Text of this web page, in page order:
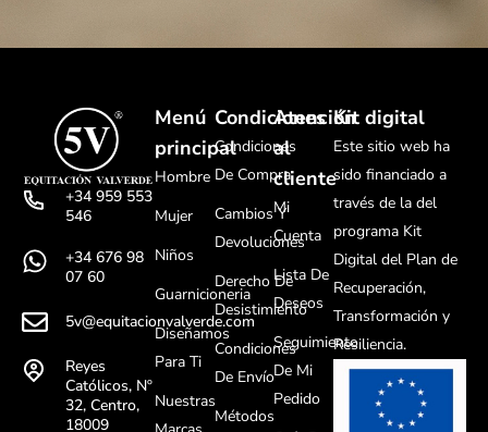
+34 959 553
546
+34 676 98
07 60
5v@equitacionvalverde.com
Reyes
Católicos, Nº
32, Centro,
18009
Menú
principal
Hombre
Mujer
Niños
Guarnicioneria
Diseñamos
Para Ti
Nuestras
Condiciones
Condiciones
De Compra
Cambios Y
Devoluciones
Derecho De
Desistimiento
Condiciones
De Envío
Métodos
Atención
al
cliente
Mi
Cuenta
Lista De
Deseos
Seguimiento
De Mi
Pedido
Kit digital
Este sitio web ha
sido financiado a
través de la del
programa Kit
Digital del Plan de
Recuperación,
Transformación y
Resiliencia.